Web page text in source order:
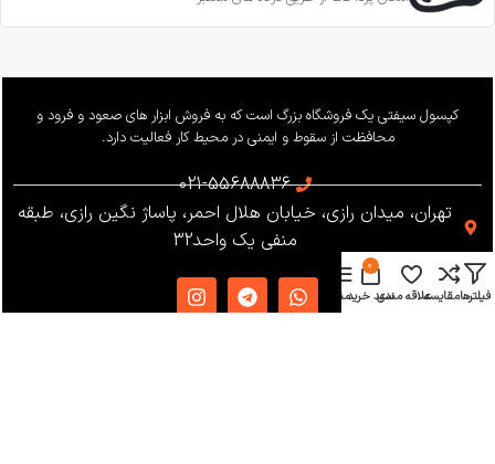
کپسول سیفتی یک فروشگاه بزرگ است که به فروش ابزار های صعود و فرود و
محافظت از سقوط و ایمنی در محیط کار فعالیت دارد.
021-55688836
تهران، میدان رازی، خیابان هلال احمر، پاساژ نگین رازی، طبقه
منفی یک واحد32
فیلترهامقایسهعلاقه مندی
0
سبد خریدمنو